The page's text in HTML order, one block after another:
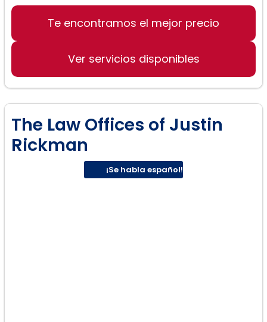
Planificación patrimonial
Creación de Testamentos y
Procesos legales
Te encontramos el mejor precio
Ver servicios disponibles
The Law Offices of Justin
Rickman
¡Se habla español!